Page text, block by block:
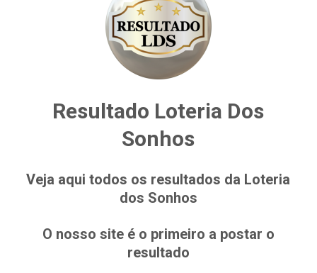
Resultado Loteria Dos
Sonhos
Veja aqui todos os resultados da Loteria
dos Sonhos
O nosso site é o primeiro a postar o
resultado